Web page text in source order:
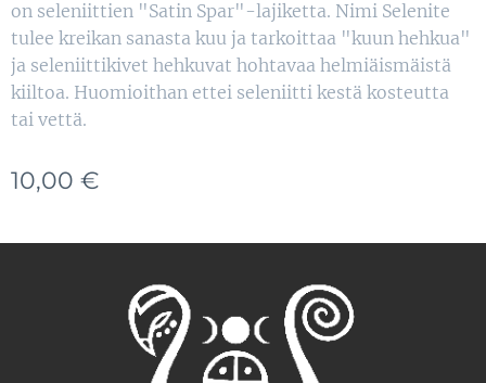
on seleniittien "Satin Spar"-lajiketta. Nimi Selenite
tulee kreikan sanasta kuu ja tarkoittaa "kuun hehkua"
ja seleniittikivet hehkuvat hohtavaa helmiäismäistä
kiiltoa. Huomioithan ettei seleniitti kestä kosteutta
tai vettä.
10,00 €